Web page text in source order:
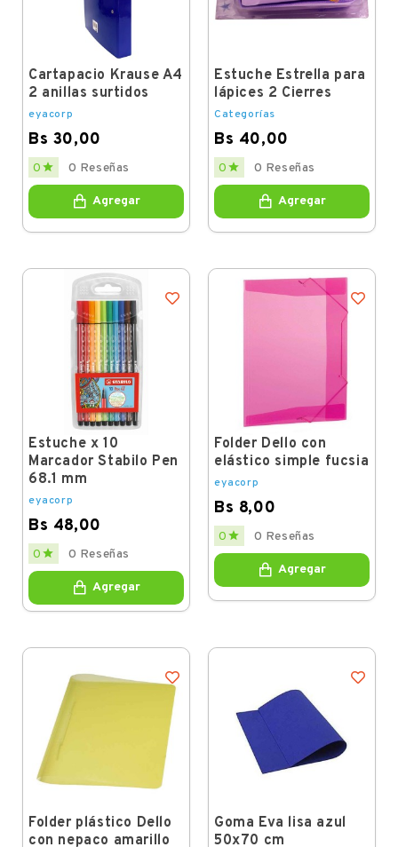
Cartapacio Krause A4
2 anillas surtidos
eyacorp
Bs 30,00
Price
0  0 Reseñas
Agregar
Estuche Estrella para
lápices 2 Cierres
Categorías
Bs 40,00
Price
0  0 Reseñas
Agregar
Estuche x 10
Marcador Stabilo Pen
68.1 mm
eyacorp
Bs 48,00
Price
0  0 Reseñas
Agregar
Folder Dello con
elástico simple fucsia
eyacorp
Bs 8,00
Price
0  0 Reseñas
Agregar
Folder plástico Dello
con nepaco amarillo
Goma Eva lisa azul
50x70 cm